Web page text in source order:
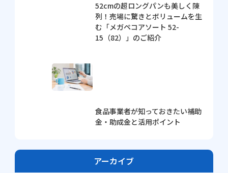
52cmの超ロングパンも美しく陳
列！売場に驚きとボリュームを生
む「メガペコアソート 52-
15（82）」のご紹介
食品事業者が知っておきたい補助
金・助成金と活用ポイント
アーカイブ